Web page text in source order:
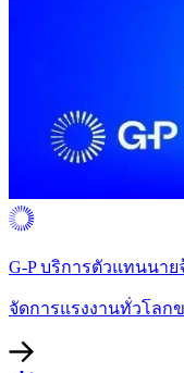
G-P บริการตัวแทนนาย
จัดการแรงงานทั่วโลก